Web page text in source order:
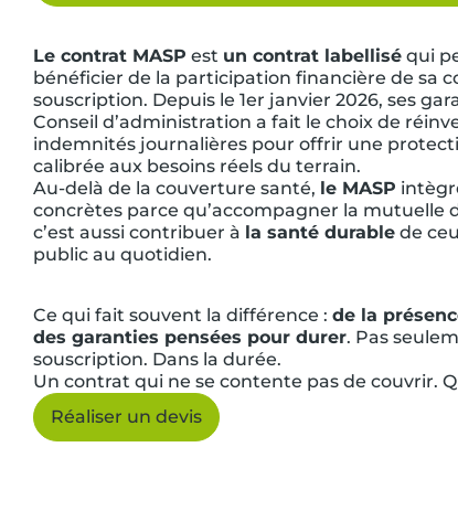
Le contrat MASP est un contrat labellisé qui
bénéficier de la participation financière de sa
souscription. Depuis le 1er janvier 2026, ses
Conseil d’administration a fait le choix de
indemnités journalières pour offrir une
calibrée aux besoins réels du terrain.
Au-delà de la couverture santé, le MASP
concrètes parce qu’accompagner la mutuelle
c’est aussi contribuer à la santé durable de
public au quotidien.
Ce qui fait souvent la différence : de la
des garanties pensées pour durer. Pas
souscription. Dans la durée.
Un contrat qui ne se contente pas de couvrir.
Réaliser un devis